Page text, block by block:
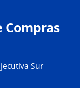
Compras
Sur